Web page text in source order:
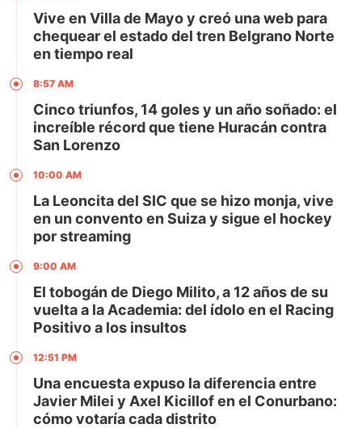
Vive en Villa de Mayo y creó una web para
chequear el estado del tren Belgrano Norte
en tiempo real
8:57 AM
Cinco triunfos, 14 goles y un año soñado: el
increíble récord que tiene Huracán contra
San Lorenzo
10:00 AM
La Leoncita del SIC que se hizo monja, vive
en un convento en Suiza y sigue el hockey
por streaming
9:00 AM
El tobogán de Diego Milito, a 12 años de su
vuelta a la Academia: del ídolo en el Racing
Positivo a los insultos
12:51 PM
Una encuesta expuso la diferencia entre
Javier Milei y Axel Kicillof en el Conurbano:
cómo votaría cada distrito